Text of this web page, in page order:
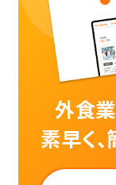
外食
素早く